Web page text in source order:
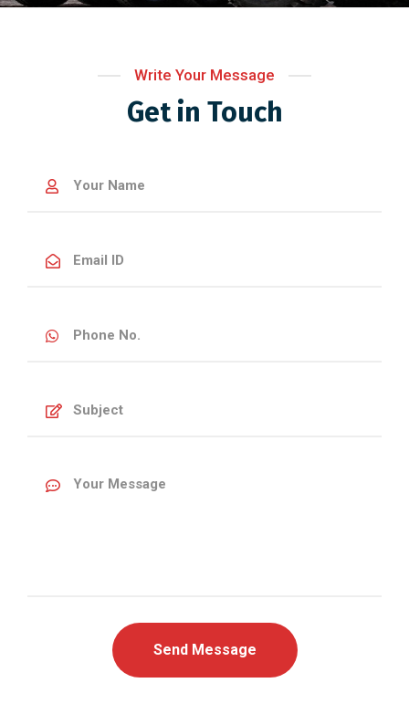
Write Your Message
Get in Touch